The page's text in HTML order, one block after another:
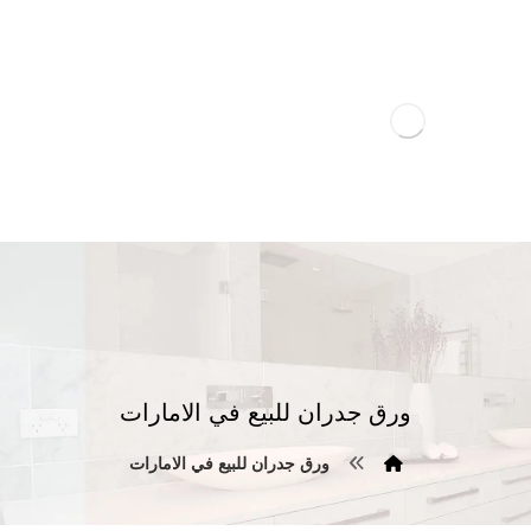
ورق جدران للبيع في الامارات
ورق جدران للبيع في الامارات